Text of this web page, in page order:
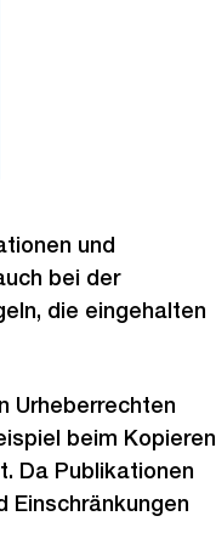
und
bei der
die eingehalten
Urheberrechten
beim Kopieren
Da Publikationen
Einschränkungen